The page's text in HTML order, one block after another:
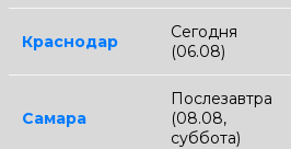
Краснодар
Сегодня
(06.08)
Самара
Послезавтра
(08.08,
суббота)